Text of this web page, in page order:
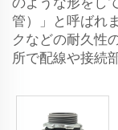
管）」と呼ばれ
クなどの耐久性
所で配線や接続